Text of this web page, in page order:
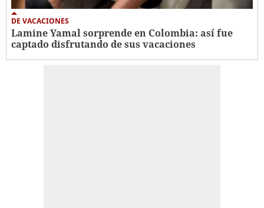
DE VACACIONES
Lamine Yamal sorprende en Colombia: así fue
captado disfrutando de sus vacaciones